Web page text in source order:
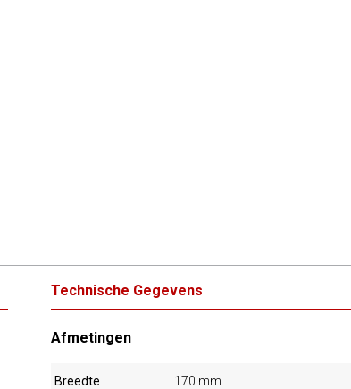
Technische Gegevens
Afmetingen
Breedte 170 mm